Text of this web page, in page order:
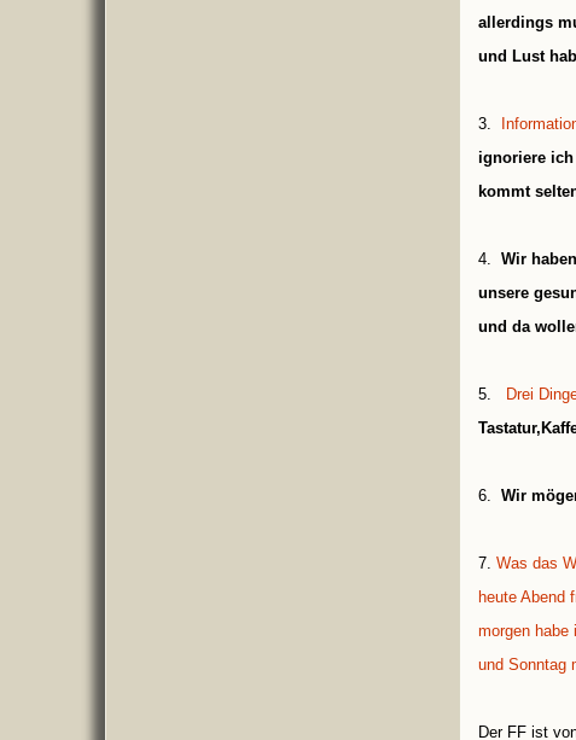
allerdings
und Lust
3.
ignoriere
kommt
4. Wir
unsere
und da
5.
Drei
6. Wir
7. Was das
heute Abend
morgen habe
und Sonntag
Der FF ist